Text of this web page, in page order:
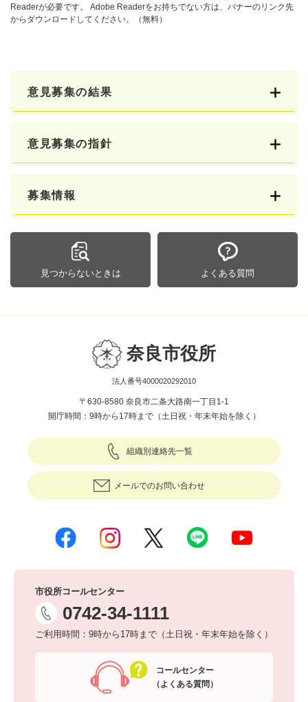
Readerが必要です。
Adobe Readerをお持ちでない方は、バナーのリンク先
からダウンロードしてください。（無料）
意見募集の結果
意見募集の指針
募集情報
見つからないときは よくある質問
奈良市役所
法人番号4000020292010
〒630-8580 奈良市二条大路南一丁目1-1
開庁時間：9時から17時まで（土日祝・年末年始を除く）
組織別連絡先一覧
メールでのお問い合わせ
市役所コールセンター
0742-34-1111
ご利用時間：9時から17時まで（土日祝・年末年始を除く）
コールセンター
（よくある質問）